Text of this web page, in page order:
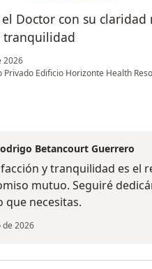
Doctor con su claridad
tranquilidad
2026
Privado Edificio Horizonte Health
usuario Fernando
Betancourt Guerrero
y tranquilidad es el
mutuo. Seguiré
que necesitas.
de 2026